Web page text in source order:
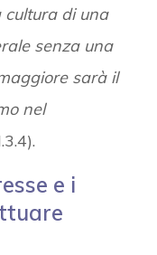
di una
senza una
sarà il
nel
e i